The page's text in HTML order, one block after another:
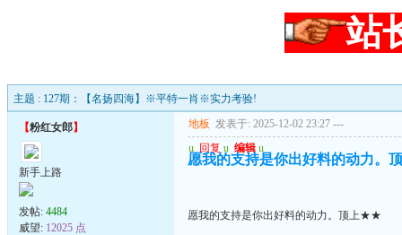
站
主题 : 127期：【名扬四海】※平特一肖※实力考验!
【粉红女郎】
新手上路
发帖: 4484
威望: 12025 点
地板 发表于: 2025-12-02 23:27 ---
u 回复 u 编辑 u
愿我的支持是你出好料的动力
愿我的支持是你出好料的动力。顶上★★